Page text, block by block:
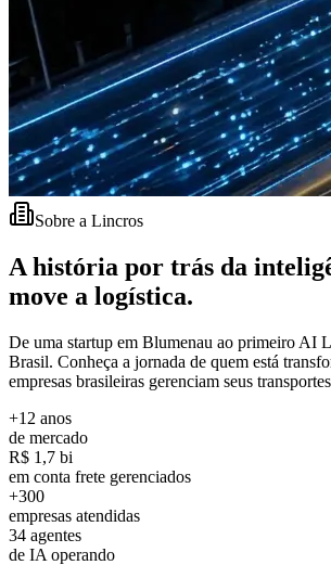
Sobre a Lincros
A história por trás da
move a logística.
De uma startup em Blumenau ao primeiro AI
Brasil. Conheça a jornada de quem está
empresas brasileiras gerenciam seus
+12 anos
de mercado
R$ 1,7 bi
em conta frete gerenciados
+300
empresas atendidas
34 agentes
de IA operando